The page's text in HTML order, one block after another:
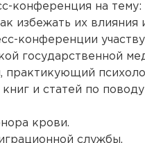
конференция на
избежать их влияния
конференции
государственной
и статей по
крови.
службы.